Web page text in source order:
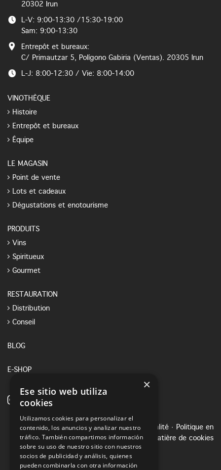
20302 Irun
L-V: 9:00-13:30 /15:30-19:00
Sam: 9:00-13:30
Entrepôt et bureaux:
C/ Primautzar 5, Polígono Gabiria (Ventas). 20305 Irun
L-J: 8:00-12:30 / Vie: 8:00-14:00
VINOTHÈQUE
Histoire
Entrepôt et bureaux
Équipe
LE MAGASIN
Point de vente
Lots et cadeaux
Dégustations et enotourisme
PRODUITS
Vins
Spiritueux
Gourmet
RESTAURATION
Distribution
Conseil
BLOG
E-SHOP
Avis juridique·Politique de confidentialité ·
Politique en
matière de cookies
×
Ese sitio web utiliza
cookies
Utilizamos cookies para personalizar el
contenido, los anuncios y analizar nuestro
tráfico. También compartimos información
sobre su uso de nuestro sitio con nuestros
socios de publicidad y análisis, quienes
pueden combinarla con otra información